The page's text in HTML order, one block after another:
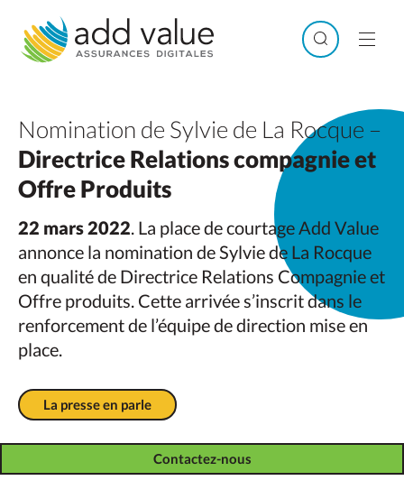
Skip
to
content
Search
Nomination de Sylvie de La Rocque –
Directrice Relations compagnie et
Offre Produits
22 mars 2022. La place de courtage Add Value
annonce la nomination de Sylvie de La Rocque
en qualité de Directrice Relations Compagnie et
Offre produits. Cette arrivée s’inscrit dans le
renforcement de l’équipe de direction mise en
place.
La presse en parle
Contactez-nous